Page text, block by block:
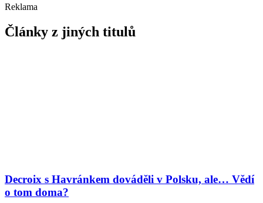
Reklama
Články z jiných titulů
Decroix s Havránkem dováděli v Polsku, ale… Vědí
o tom doma?